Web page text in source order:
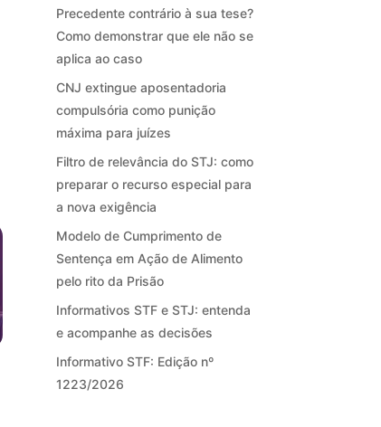
Precedente contrário à sua tese?
Como demonstrar que ele não se
aplica ao caso
CNJ extingue aposentadoria
compulsória como punição
máxima para juízes
Filtro de relevância do STJ: como
preparar o recurso especial para
a nova exigência
Modelo de Cumprimento de
Sentença em Ação de Alimento
pelo rito da Prisão
Informativos STF e STJ: entenda
e acompanhe as decisões
Informativo STF: Edição nº
1223/2026